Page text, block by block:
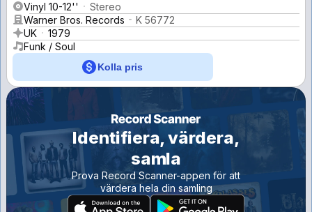
Vinyl 10-12''
Stereo
Warner Bros. Records
K 56772
UK
1979
Funk / Soul
Kolla pris
Identifiera, värdera,
samla
Prova Record Scanner-appen för att
värdera hela din samling